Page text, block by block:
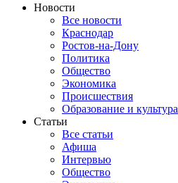
Новости
Все новости
Краснодар
Ростов-на-Дону
Политика
Общество
Экономика
Происшествия
Образование и культура
Статьи
Все статьи
Афиша
Интервью
Общество